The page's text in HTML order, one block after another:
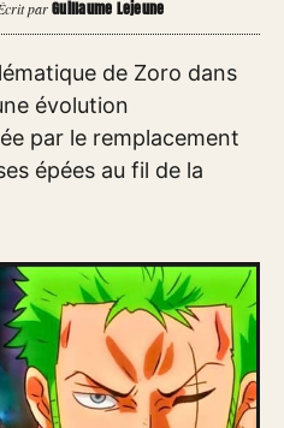
parGuillaume Lejeune
de Zoro dans
évolution
par le remplacement
épées au fil de la